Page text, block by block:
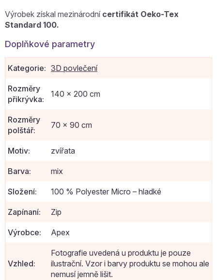
Výrobek získal mezinárodní certifikát Oeko-Tex
Standard 100.
Doplňkové parametry
Kategorie: 3D povlečení
Rozměry
přikrývka:
140 x 200 cm
Rozměry
polštář:
70 x 90 cm
Motiv: zvířata
Barva: mix
Složení: 100 % Polyester Micro – hladké
Zapínaní: Zip
Výrobce: Apex
Vzhled:
Fotografie uvedená u produktu je pouze
ilustrační. Vzor i barvy produktu se mohou ale
nemusí jemně lišit.